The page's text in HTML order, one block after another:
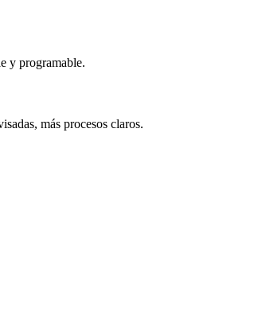
y programable.
más procesos claros.